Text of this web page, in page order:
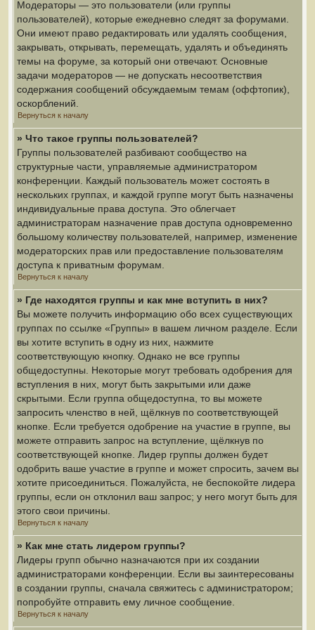
Модераторы — это пользователи (или группы
пользователей), которые ежедневно следят за форумами.
Они имеют право редактировать или удалять сообщения,
закрывать, открывать, перемещать, удалять и объединять
темы на форуме, за который они отвечают. Основные
задачи модераторов — не допускать несоответствия
содержания сообщений обсуждаемым темам (оффтопик),
оскорблений.
Вернуться к началу
» Что такое группы пользователей?
Группы пользователей разбивают сообщество на
структурные части, управляемые администратором
конференции. Каждый пользователь может состоять в
нескольких группах, и каждой группе могут быть назначены
индивидуальные права доступа. Это облегчает
администраторам назначение прав доступа одновременно
большому количеству пользователей, например, изменение
модераторских прав или предоставление пользователям
доступа к приватным форумам.
Вернуться к началу
» Где находятся группы и как мне вступить в них?
Вы можете получить информацию обо всех существующих
группах по ссылке «Группы» в вашем личном разделе. Если
вы хотите вступить в одну из них, нажмите
соответствующую кнопку. Однако не все группы
общедоступны. Некоторые могут требовать одобрения для
вступления в них, могут быть закрытыми или даже
скрытыми. Если группа общедоступна, то вы можете
запросить членство в ней, щёлкнув по соответствующей
кнопке. Если требуется одобрение на участие в группе, вы
можете отправить запрос на вступление, щёлкнув по
соответствующей кнопке. Лидер группы должен будет
одобрить ваше участие в группе и может спросить, зачем вы
хотите присоединиться. Пожалуйста, не беспокойте лидера
группы, если он отклонил ваш запрос; у него могут быть для
этого свои причины.
Вернуться к началу
» Как мне стать лидером группы?
Лидеры групп обычно назначаются при их создании
администраторами конференции. Если вы заинтересованы
в создании группы, сначала свяжитесь с администратором;
попробуйте отправить ему личное сообщение.
Вернуться к началу